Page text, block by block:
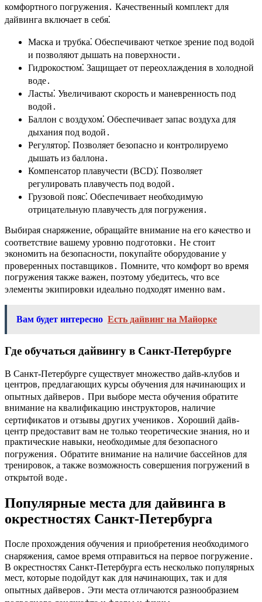
комфортного погружения․ Качественный комплект для
дайвинга включает в себя⁚
Маска и трубка⁚ Обеспечивают четкое зрение под водой
и позволяют дышать на поверхности․
Гидрокостюм⁚ Защищает от переохлаждения в холодной
воде․
Ласты⁚ Увеличивают скорость и маневренность под
водой․
Баллон с воздухом⁚ Обеспечивает запас воздуха для
дыхания под водой․
Регулятор⁚ Позволяет безопасно и контролируемо
дышать из баллона․
Компенсатор плавучести (BCD)⁚ Позволяет
регулировать плавучесть под водой․
Грузовой пояс⁚ Обеспечивает необходимую
отрицательную плавучесть для погружения․
Выбирая снаряжение, обращайте внимание на его качество и
соответствие вашему уровню подготовки․ Не стоит
экономить на безопасности, покупайте оборудование у
проверенных поставщиков․ Помните, что комфорт во время
погружения также важен, поэтому убедитесь, что все
элементы экипировки идеально подходят именно вам․
Вам будет интересно Есть дайвинг на Майорке
Где обучаться дайвингу в Санкт-Петербурге
В Санкт-Петербурге существует множество дайв-клубов и
центров, предлагающих курсы обучения для начинающих и
опытных дайверов․ При выборе места обучения обратите
внимание на квалификацию инструкторов, наличие
сертификатов и отзывы других учеников․ Хороший дайв-
центр предоставит вам не только теоретические знания, но и
практические навыки, необходимые для безопасного
погружения․ Обратите внимание на наличие бассейнов для
тренировок, а также возможность совершения погружений в
открытой воде․
Популярные места для дайвинга в
окрестностях Санкт-Петербурга
После прохождения обучения и приобретения необходимого
снаряжения, самое время отправиться на первое погружение․
В окрестностях Санкт-Петербурга есть несколько популярных
мест, которые подойдут как для начинающих, так и для
опытных дайверов․ Эти места отличаются разнообразием